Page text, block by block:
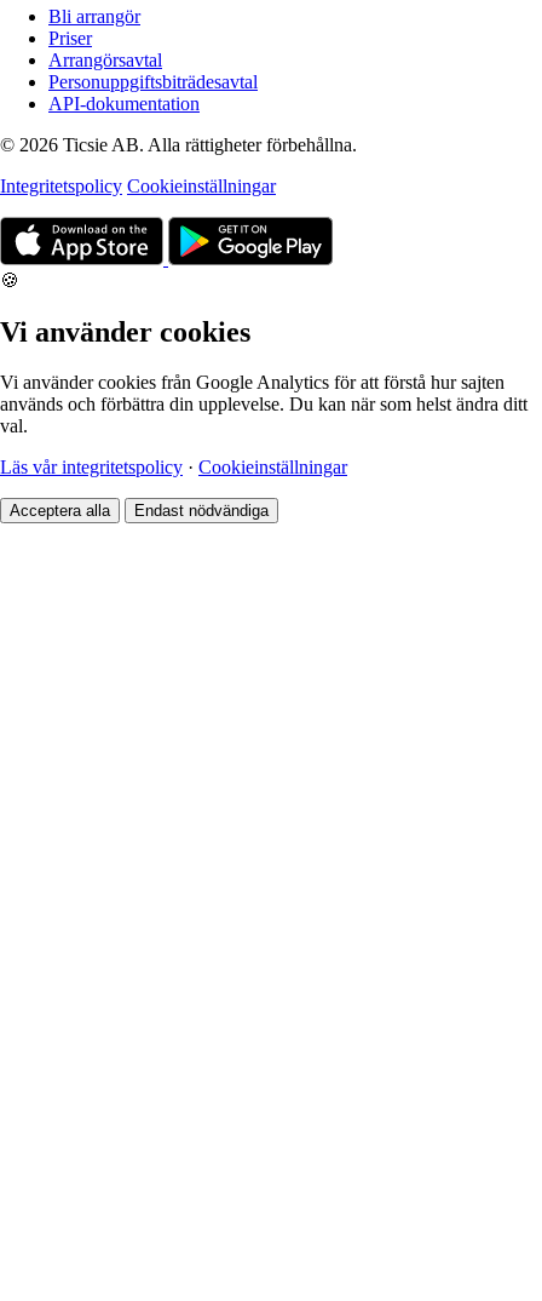
Bli arrangör
Priser
Arrangörsavtal
Personuppgiftsbiträdesavtal
API-dokumentation
© 2026 Ticsie AB. Alla rättigheter förbehållna.
Integritetspolicy Cookieinställningar
🍪
Vi använder cookies
Vi använder cookies från Google Analytics för att förstå hur sajten
används och förbättra din upplevelse. Du kan när som helst ändra ditt
val.
Läs vår integritetspolicy · Cookieinställningar
Acceptera alla Endast nödvändiga